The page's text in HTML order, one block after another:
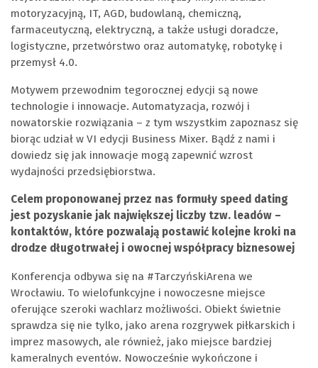
motoryzacyjną, IT, AGD, budowlaną, chemiczną,
farmaceutyczną, elektryczną, a także usługi doradcze,
logistyczne, przetwórstwo oraz automatykę, robotykę i
przemysł 4.0.
Motywem przewodnim tegorocznej edycji są nowe
technologie i innowacje. Automatyzacja, rozwój i
nowatorskie rozwiązania – z tym wszystkim zapoznasz się
biorąc udział w VI edycji Business Mixer. Bądź z nami i
dowiedz się jak innowacje mogą zapewnić wzrost
wydajności przedsiębiorstwa.
Celem proponowanej przez nas formuły speed dating
jest pozyskanie jak największej liczby tzw. leadów –
kontaktów, które pozwalają postawić kolejne kroki na
drodze długotrwałej i owocnej współpracy biznesowej
Konferencja odbywa się na #TarczyńskiArena we
Wrocławiu. To wielofunkcyjne i nowoczesne miejsce
oferujące szeroki wachlarz możliwości. Obiekt świetnie
sprawdza się nie tylko, jako arena rozgrywek piłkarskich i
imprez masowych, ale również, jako miejsce bardziej
kameralnych eventów. Nowocześnie wykończone i